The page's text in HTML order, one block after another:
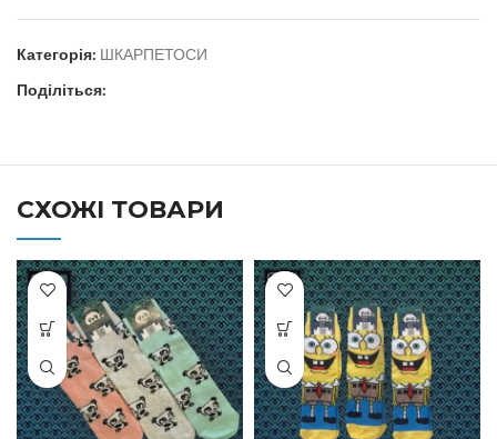
Категорія: ШКАРПЕТОСИ
Поділіться:
СХОЖІ ТОВАРИ